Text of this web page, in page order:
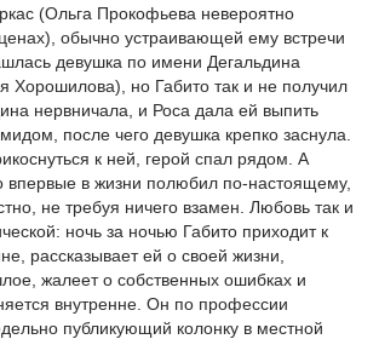
(Ольга Прокофьева невероятно
обычно устраивающей ему встречи
девушка по имени Дегальдина
Хорошилова), но Габито так и не получил
нервничала, и Роса дала ей выпить
после чего девушка крепко заснула.
к ней, герой спал рядом. А
впервые в жизни полюбил по-настоящему,
не требуя ничего взамен. Любовь так и
ночь за ночью Габито приходит к
рассказывает ей о своей жизни,
жалеет о собственных ошибках и
внутренне. Он по профессии
публикующий колонку в местной